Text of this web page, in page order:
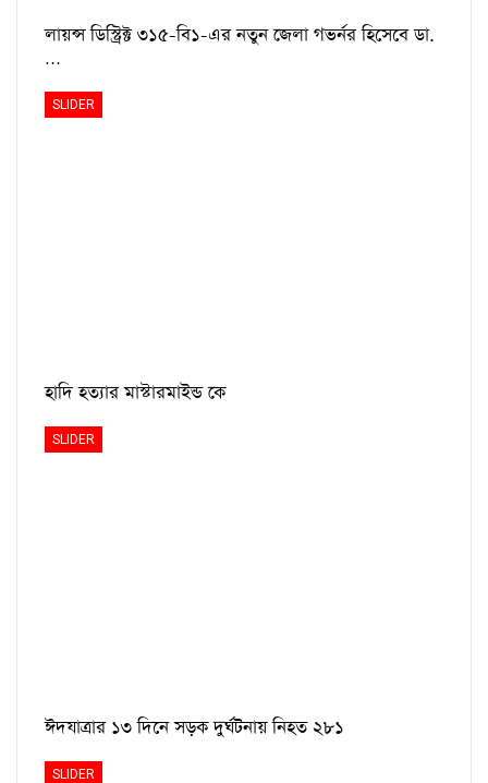
লায়ন্স ডিস্ট্রিক্ট ৩১৫-বি১-এর নতুন জেলা গভর্নর হিসেবে ডা.
…
SLIDER
হাদি হত্যার মাস্টারমাইন্ড কে
SLIDER
ঈদযাত্রার ১৩ দিনে সড়ক দুর্ঘটনায় নিহত ২৮১
SLIDER